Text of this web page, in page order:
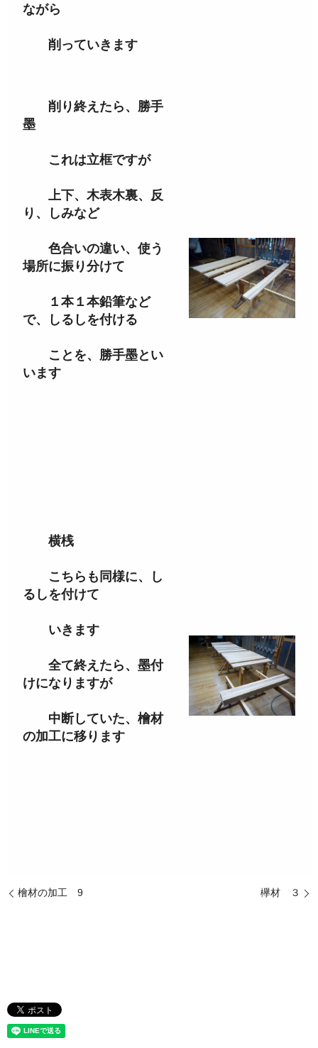
ながら
削っていきます
削り終えたら、勝手
墨
これは立框ですが
上下、木表木裏、反
り、しみなど
色合いの違い、使う
場所に振り分けて
１本１本鉛筆など
で、しるしを付ける
ことを、勝手墨とい
います
横桟
こちらも同様に、し
るしを付けて
いきます
全て終えたら、墨付
けになりますが
中断していた、檜材
の加工に移ります
檜材の加工 9 欅材 ３